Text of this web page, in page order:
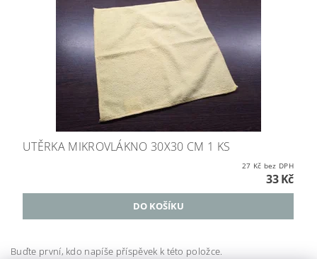
UTĚRKA MIKROVLÁKNO 30X30 CM 1 KS
27 Kč bez DPH
33 Kč
Buďte první, kdo napíše příspěvek k této položce.